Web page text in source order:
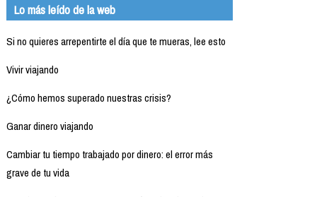
Lo más leído de la web
Si no quieres arrepentirte el día que te mueras, lee esto
Vivir viajando
¿Cómo hemos superado nuestras crisis?
Ganar dinero viajando
Cambiar tu tiempo trabajado por dinero: el error más
grave de tu vida